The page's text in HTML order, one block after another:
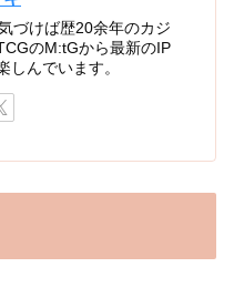
づけば歴20余年のカジ
のM:tGから最新のIP
しんでいます。